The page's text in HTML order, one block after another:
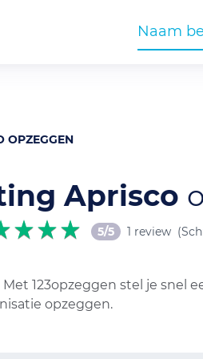
OPZEGGEN
Aprisco
5/5 1 review
123opzeggen stel je snel
opzeggen.